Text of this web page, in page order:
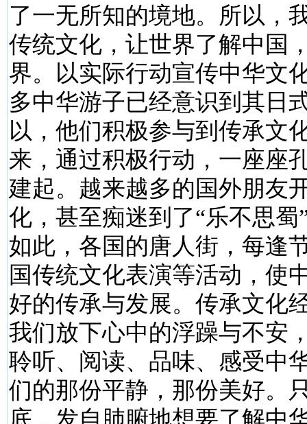
了一无所知的境地。所以，
传统文化，让世界了解中国
界。以实际行动宣传中华文
多中华游子已经意识到其日
以，他们积极参与到传承文
来，通过积极行动，一座座
建起。越来越多的国外朋友
化，甚至痴迷到了“乐不思蜀
如此，各国的唐人街，每逢
国传统文化表演等活动，使
好的传承与发展。传承文化
我们放下心中的浮躁与不安
聆听、阅读、品味、感受中
们的那份平静，那份美好。
底，发自肺腑地想要了解中